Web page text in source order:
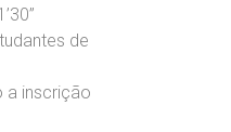
de
a inscrição